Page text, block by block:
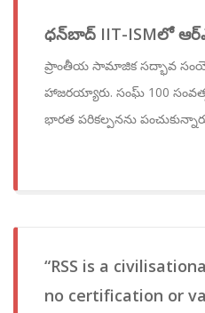
ధన్‌బాద్‌ IIT-ISMలో
ప్రాంతీయ సామాజిక సద్భావ
హాజరయ్యారు. సంఘ్ 100
భారత పరికల్పనను
“RSS is a
no certification or